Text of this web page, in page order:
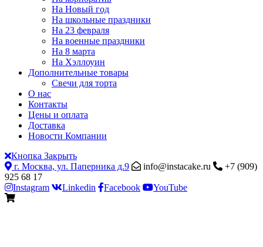
На Новый год
На школьные праздники
На 23 февраля
На военные праздники
На 8 марта
На Хэллоуин
Дополнительные товары
Свечи для торта
О нас
Контакты
Цены и оплата
Доставка
Новости Компании
Кнопка Закрыть
г. Москва, ул. Паперника д.9
info@instacake.ru
+7 (909)
925 68 17
Instagram
Linkedin Facebook YouTube